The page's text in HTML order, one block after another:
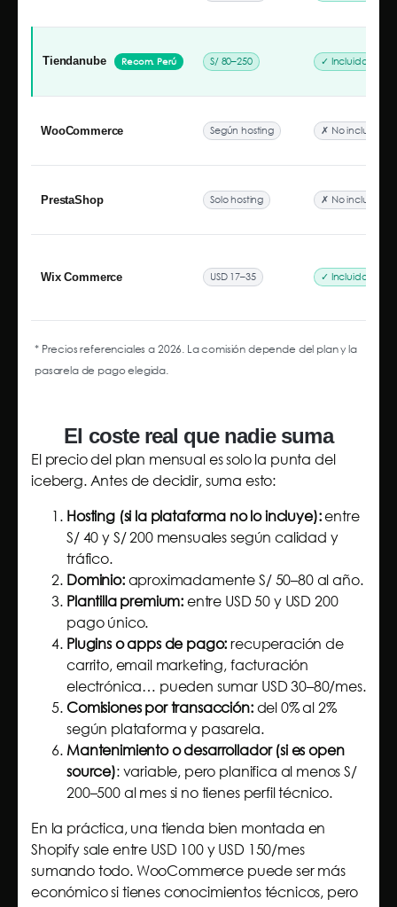
Tiendanube Recom. Perú S/ 80–250 ✓ Incluido
WooCommerce Según hosting ✗ No incluido
PrestaShop Solo hosting ✗ No incluido
Wix Commerce USD 17–35 ✓ Incluido
* Precios referenciales a 2026. La comisión depende del plan y la
pasarela de pago elegida.
El coste real que nadie suma
El precio del plan mensual es solo la punta del
iceberg. Antes de decidir, suma esto:
Hosting (si la plataforma no lo incluye):entre
S/ 40 y S/ 200 mensuales según calidad y
tráfico.
Dominio:aproximadamente S/ 50–80 al año.
Plantilla premium:entre USD 50 y USD 200
pago único.
Plugins o apps de pago:recuperación de
carrito, email marketing, facturación
electrónica… pueden sumar USD 30–80/mes.
Comisiones por transacción:del 0% al 2%
según plataforma y pasarela.
Mantenimiento o desarrollador (si es open
source): variable, pero planifica al menos S/
200–500 al mes si no tienes perfil técnico.
En la práctica, una tienda bien montada en
Shopify sale entre USD 100 y USD 150/mes
sumando todo. WooCommerce puede ser más
económico si tienes conocimientos técnicos, pero